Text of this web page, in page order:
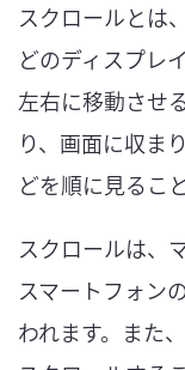
スクロールとは
どのディスプレ
左右に移動させ
り、画面に収ま
どを順に見るこ
スクロールは、
スマートフォン
われます。また